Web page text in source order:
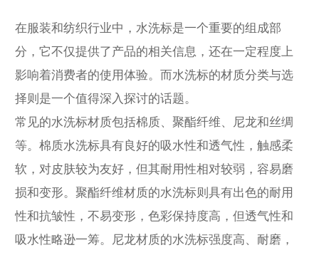
在服装和纺织行业中，水洗标是一个重要的组成部
分，它不仅提供了产品的相关信息，还在一定程度上
影响着消费者的使用体验。而水洗标的材质分类与选
择则是一个值得深入探讨的话题。
常见的水洗标材质包括棉质、聚酯纤维、尼龙和丝绸
等。棉质水洗标具有良好的吸水性和透气性，触感柔
软，对皮肤较为友好，但其耐用性相对较弱，容易磨
损和变形。聚酯纤维材质的水洗标则具有出色的耐用
性和抗皱性，不易变形，色彩保持度高，但透气性和
吸水性略逊一筹。尼龙材质的水洗标强度高、耐磨，